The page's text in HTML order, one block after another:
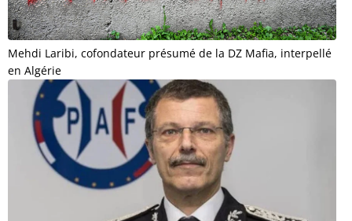
Mehdi Laribi, cofondateur présumé de la DZ Mafia, interpellé
en Algérie